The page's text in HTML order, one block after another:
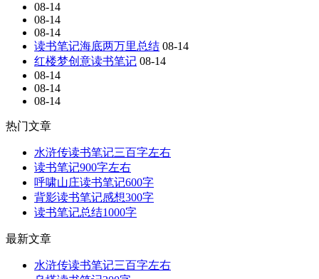
08-14
08-14
08-14
读书笔记海底两万里总结 08-14
红楼梦创意读书笔记 08-14
08-14
08-14
08-14
热门文章
水浒传读书笔记三百字左右
读书笔记900字左右
呼啸山庄读书笔记600字
背影读书笔记感想300字
读书笔记总结1000字
最新文章
水浒传读书笔记三百字左右